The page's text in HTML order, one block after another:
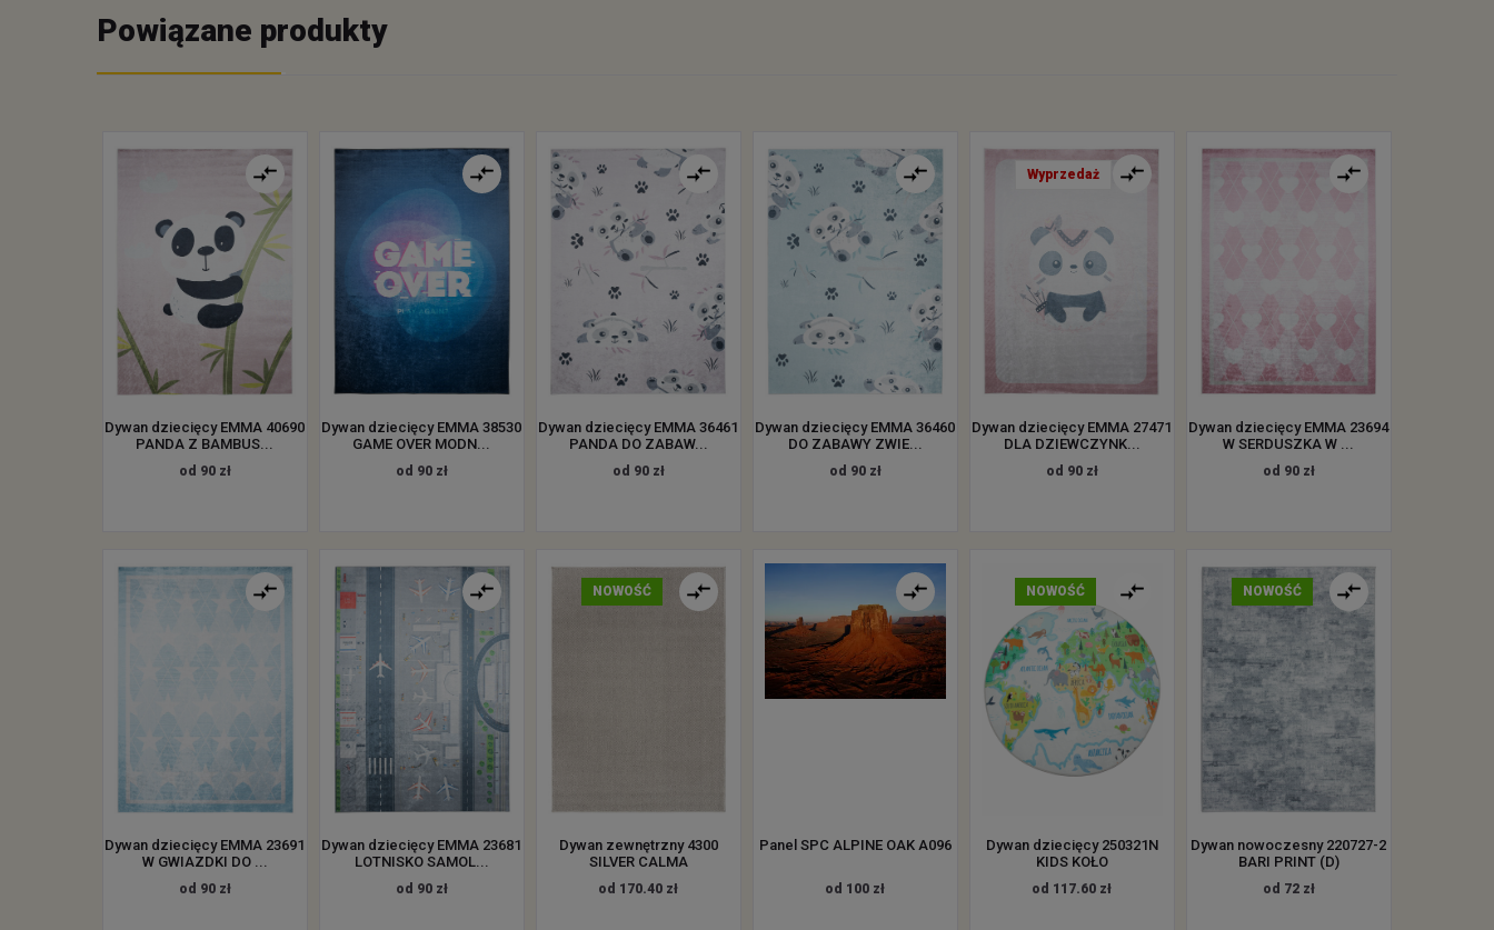
Powiązane produkty
Dywan dziecięcy EMMA 40690
PANDA Z BAMBUS...
od 90 zł
Dywan dziecięcy EMMA 38530
GAME OVER MODN...
od 90 zł
Dywan dziecięcy EMMA 36461
PANDA DO ZABAW...
od 90 zł
Dywan dziecięcy EMMA 36460
DO ZABAWY ZWIE...
od 90 zł
Wyprzedaż
Dywan dziecięcy EMMA 27471
DLA DZIEWCZYNK...
od 90 zł
Dywan dziecięcy EMMA 23694
W SERDUSZKA W ...
od 90 zł
Dywan dziecięcy EMMA 23691
W GWIAZDKI DO ...
od 90 zł
Dywan dziecięcy EMMA 23681
LOTNISKO SAMOL...
od 90 zł
NOWOŚĆ
Dywan zewnętrzny 4300
SILVER CALMA
od 170.40 zł
Panel SPC ALPINE OAK A096
od 100 zł
NOWOŚĆ
Dywan dziecięcy 250321N
KIDS KOŁO
od 117.60 zł
NOWOŚĆ
Dywan nowoczesny 220727-2
BARI PRINT (D)
od 72 zł